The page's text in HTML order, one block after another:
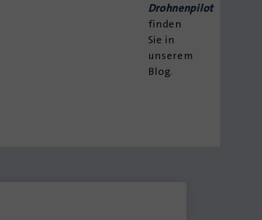
Drohnenpilot
finden
Sie in
unserem
Blog.